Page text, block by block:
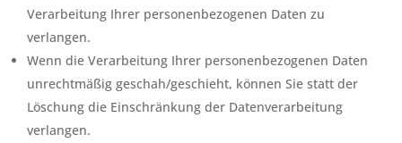
Verarbeitung Ihrer personenbezogenen Daten zu
verlangen.
Wenn die Verarbeitung Ihrer personenbezogenen Daten
unrechtmäßig geschah/geschieht, können Sie statt der
Löschung die Einschränkung der Datenverarbeitung
verlangen.